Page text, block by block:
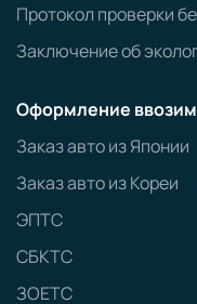
Протокол проверки
Заключение об
Оформление
Заказ авто из Японии
Заказ авто из Кореи
ЭПТС
СБКТС
ЗОЕТС